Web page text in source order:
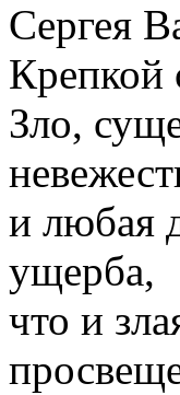
Сергея
Зло,
и любая
ущерба,
что и